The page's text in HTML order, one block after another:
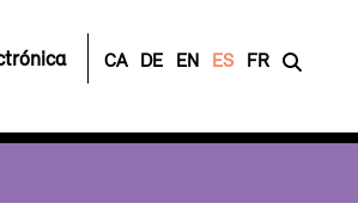
CA DE EN ES FR